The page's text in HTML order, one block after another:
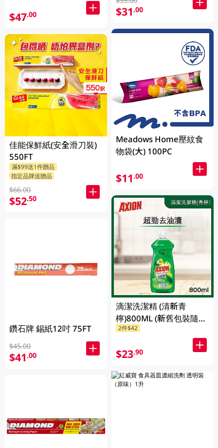
$47.00
佳能保鮮紙(安全滑刀裝)
550FT
滿$99送1件贈品
指定品牌送贈品
$66.00
$52.50
鑽石牌 錫紙12吋 75FT
$45.00
$41.00
$31.00
Meadows Home壓紋食
物袋(大) 100PC
$11.00
滴潔洗潔精 (清新青
檸)800ML (新舊包裝隨機
發貨)
2件$42
$23.90